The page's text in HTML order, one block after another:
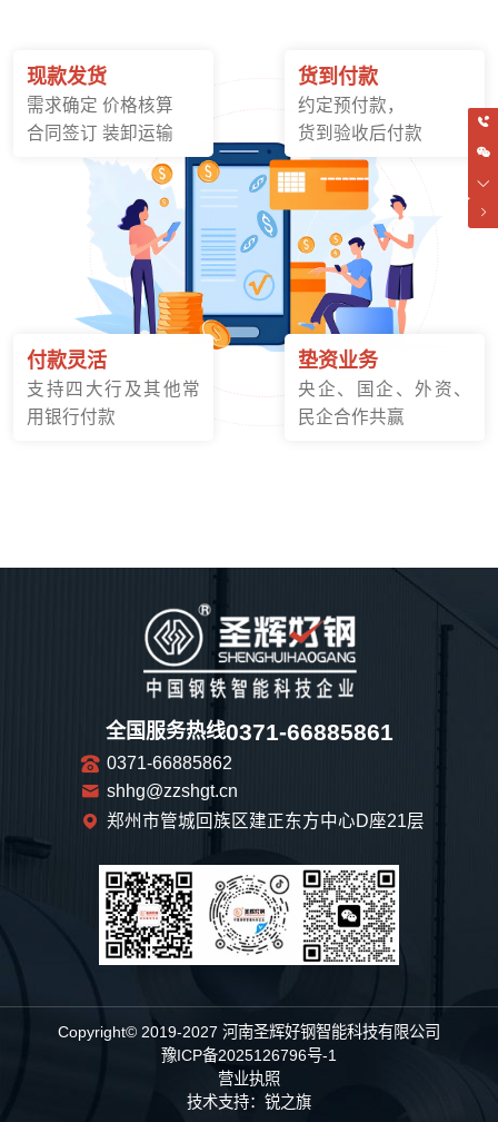
现款发货
需求确定 价格核算
合同签订 装卸运输
付款灵活
支持四大行及其他常
用银行付款
货到付款
约定预付款，
货到验收后付款
垫资业务
央企、国企、外资、
民企合作共赢
全国服务热线0371-66885861
0371-66885862
shhg@zzshgt.cn
郑州市管城回族区建正东方中心D座21层
Copyright© 2019-2027 河南圣辉好钢智能科技有限公司
豫ICP备2025126796号-1
营业执照
技术支持： 锐之旗